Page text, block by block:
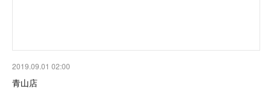
2019.09.01 02:00
青山店